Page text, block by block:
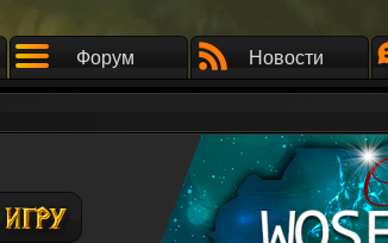
Форум Новости